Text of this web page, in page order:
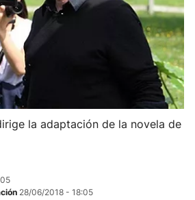
la adaptación de la novela de
28/06/2018 - 18:05